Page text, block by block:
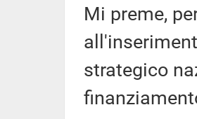
Mi preme,
strategico